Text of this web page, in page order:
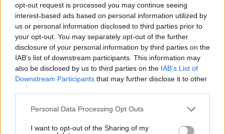
opt-out request is processed you may continue seeing
interest-based ads based on personal information utilized by
us or personal information disclosed to third parties prior to
your opt-out. You may separately opt-out of the further
disclosure of your personal information by third parties on the
IAB’s list of downstream participants. This information may
also be disclosed by us to third parties on the IAB’s List of
Downstream Participants that may further disclose it to other
Please note that this website/app uses one or more Google
not limited to your visit or usage behaviour. You may click to
Personal Data Processing Opt Outs
I want to opt-out of the Sharing of my
ΡΟΗ ΕΙΔΗΣΕΩΝ
Ειδήσεις Δημοφιλή Σχολιασμένα
ΠΑΟΚ - Άντερλεχτ 0-1 (Β' ημίχρονο): Παλεύει για την
ισοφάριση ο «Δικέφαλος», έχασε πέναλτι ο Μιχαηλίδης,
LIVE UPDATE πριν 7 λεπτά
Τροχαίο ατύχημα για τον Mike, η ανάρτηση του ράπερ